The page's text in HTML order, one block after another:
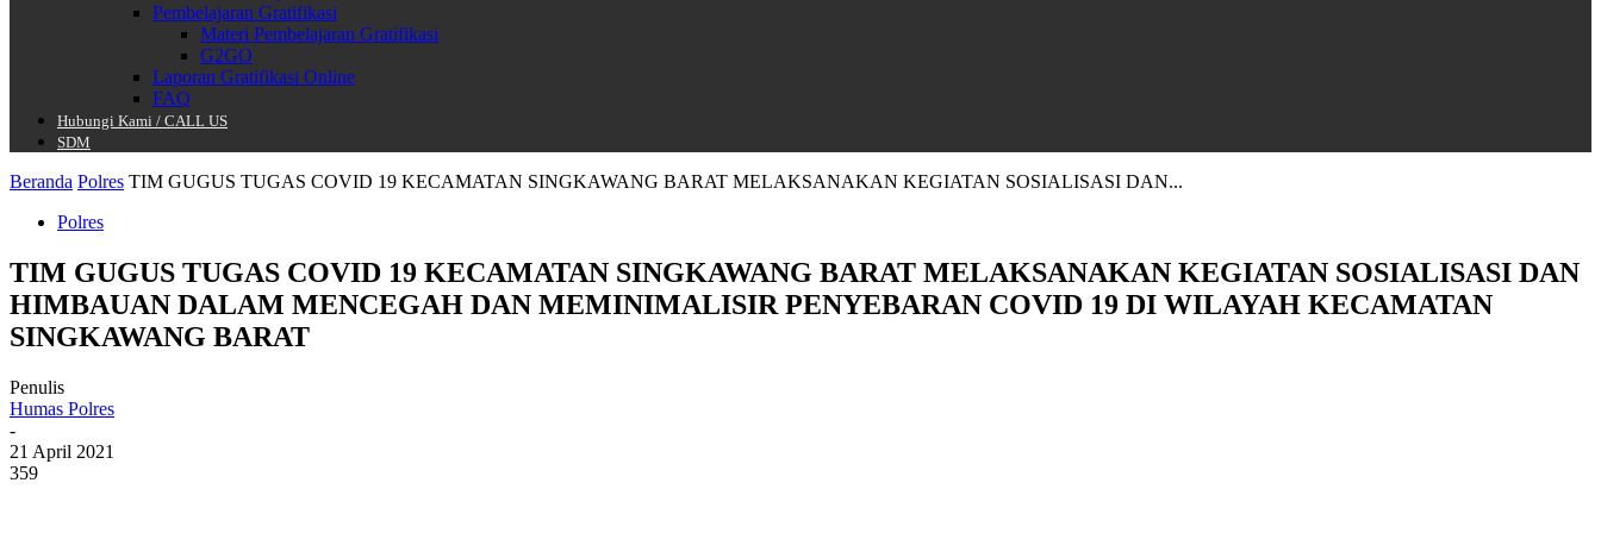
Pembelajaran Gratifikasi
Materi Pembelajaran Gratifikasi
G2GO
Laporan Gratifikasi Online
FAQ
Hubungi Kami / CALL US
SDM
Beranda Polres TIM GUGUS TUGAS COVID 19 KECAMATAN SINGKAWANG BARAT MELAKSANAKAN KEGIATAN SOSIALISASI DAN...
Polres
TIM GUGUS TUGAS COVID 19 KECAMATAN SINGKAWANG BARAT MELAKSANAKAN KEGIATAN SOSIALISASI DAN
HIMBAUAN DALAM MENCEGAH DAN MEMINIMALISIR PENYEBARAN COVID 19 DI WILAYAH KECAMATAN
SINGKAWANG BARAT
Penulis
Humas Polres
-
21 April 2021
359